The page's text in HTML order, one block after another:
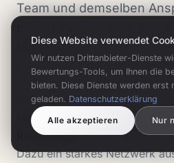
Team und demselben
Marktkenntnis und echte
unsere Region.
Bei jeder Immobilie setzen wir
Fotografie,
Rundgängesowie Exposés,
Dazu ein starkes Netzwerk
Diese Website verwendet
Wir nutzen Drittanbieter-Dienste
Bewertungs-Tools, um Ihnen die
bieten. Diese Dienste werden erst
geladen. Datenschutzerklärung
Alle akzeptieren Nur